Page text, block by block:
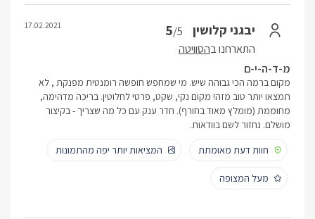
יבגני קלושין 5/5
התארחנו בהסוויטה
17.02.2021
מ-ד-ה-י-ם
מקום ברמה הכי גבוהה שיש. מי שמחפש חופשה רומנטית מפנקת , לא
תמצאו יותר טוב מזה! מקום נקי, שקט, פרטי לחלוטין. בריכה מדהימה,
מחוממת (מומלץ מאוד בחורף). חדר ענק עם כל מה שצריך - בקיצור
מושלם. נחזור לשם בוודאות.
חוות דעת מאומתת
המציאות יותר יפה מהתמונות
מעל המצופה